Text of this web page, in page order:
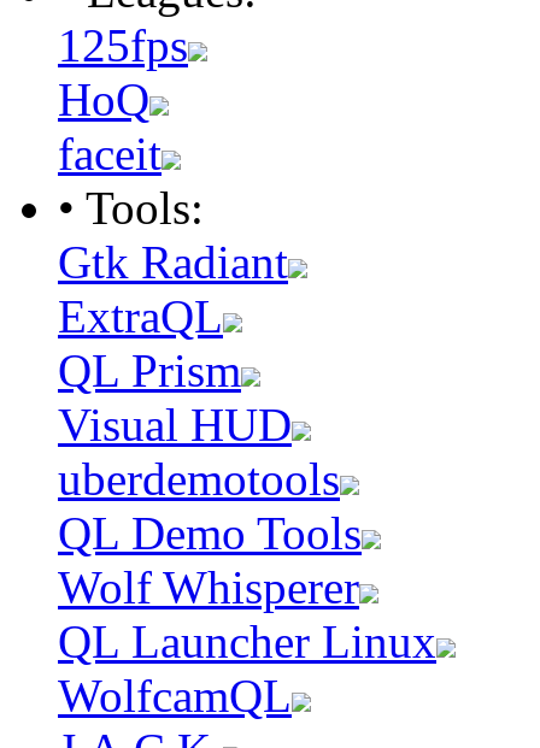
125fps
HoQ
faceit
• Tools:
Gtk Radiant
ExtraQL
QL Prism
Visual HUD
uberdemotools
QL Demo Tools
Wolf Whisperer
QL Launcher Linux
WolfcamQL